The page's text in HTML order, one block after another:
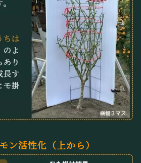
ン活性化（上から）